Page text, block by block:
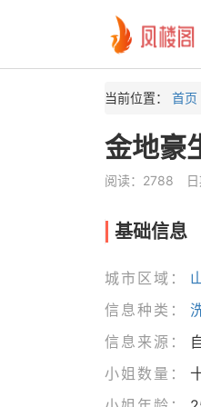
当前位置： 首页
金地豪
阅读：2788
基础信息
城市区域：
信息种类：
信息来源：
小姐数量：